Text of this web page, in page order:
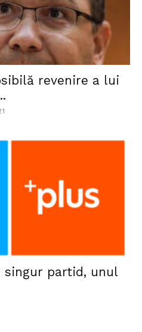
revenire a lui
singur partid, unul